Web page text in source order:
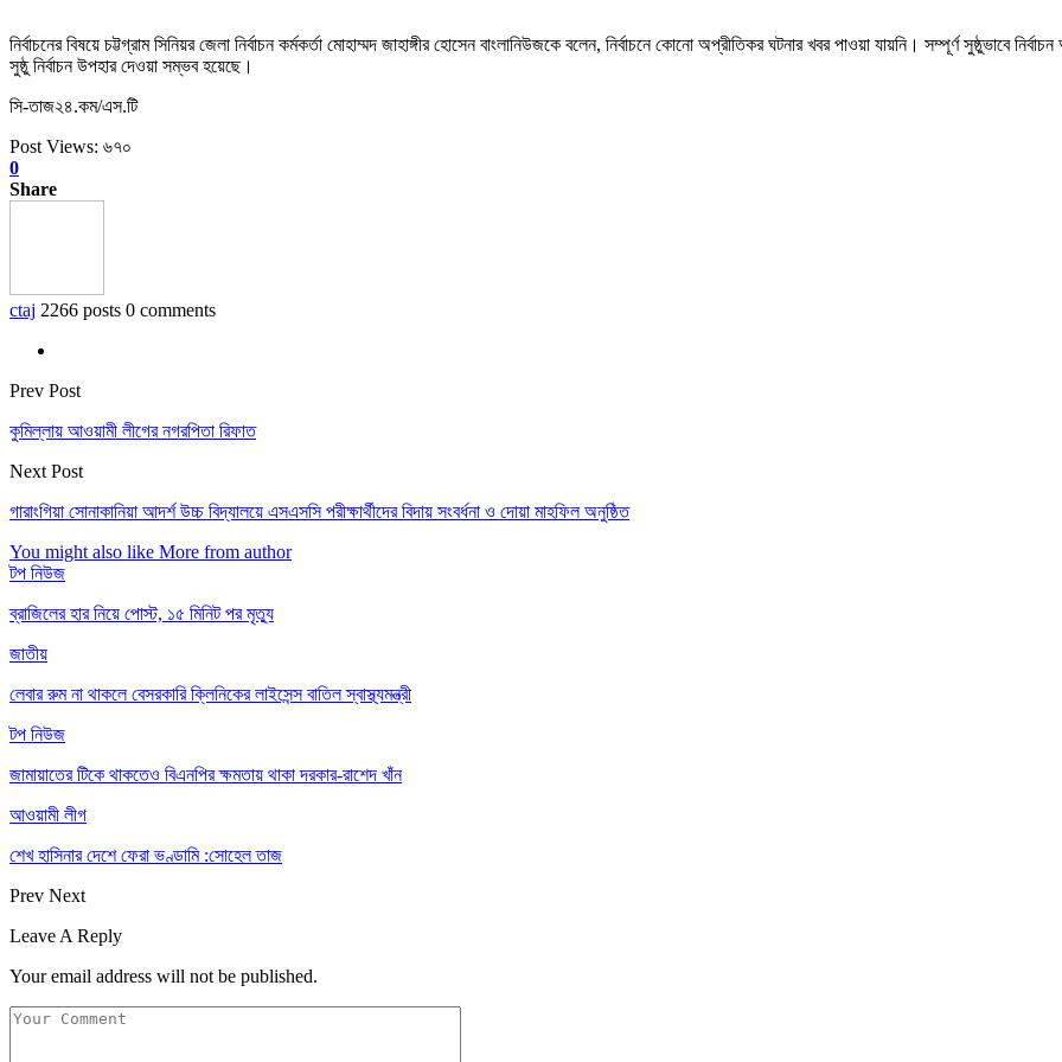
নির্বাচনের বিষয়ে চট্টগ্রাম সিনিয়র জেলা নির্বাচন কর্মকর্তা মোহাম্মদ জাহাঙ্গীর হোসেন বাংলানিউজকে বলেন, নির্বাচনে কোনো অপ্রীতিকর ঘটনার খবর পাওয়া যায়নি। সম্পূর্ণ সুষ্ঠুভাবে
সুষ্ঠু নির্বাচন উপহার দেওয়া সম্ভব হয়েছে।
সি-তাজ২৪.কম/এস.টি
Post Views: ৬৭০
0
Share
ctaj 2266 posts 0 comments
Prev Post
কুমিল্লায় আওয়ামী লীগের নগরপিতা রিফাত
Next Post
গারাংগিয়া সোনাকানিয়া আদর্শ উচ্চ বিদ্যালয়ে এসএসসি পরীক্ষার্থীদের বিদায় সংবর্ধনা ও দোয়া মাহফিল অনুষ্ঠিত
You might also like More from author
টপ নিউজ
ব্রাজিলের হার নিয়ে পোস্ট, ১৫ মিনিট পর মৃত্যু
জাতীয়
লেবার রুম না থাকলে বেসরকারি ক্লিনিকের লাইসেন্স বাতিল স্বাস্থ্যমন্ত্রী
টপ নিউজ
জামায়াতের টিকে থাকতেও বিএনপির ক্ষমতায় থাকা দরকার-রাশেদ খাঁন
আওয়ামী লীগ
শেখ হাসিনার দেশে ফেরা ভণ্ডামি :সোহেল তাজ
Prev Next
Leave A Reply
Your email address will not be published.